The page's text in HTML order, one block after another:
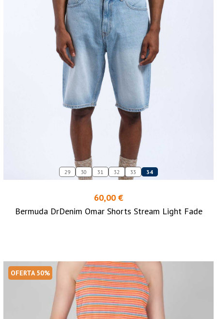
29 30 31 32 33 34
60,00 €
Bermuda DrDenim Omar Shorts Stream Light Fade
OFERTA 50%